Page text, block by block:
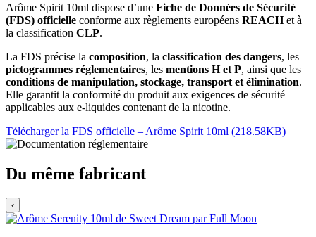
Arôme Spirit 10ml dispose d’une Fiche de Données de Sécurité
(FDS) officielle conforme aux règlements européens REACHet à
la classification CLP.
La FDS précise la composition, la classification des dangers, les
pictogrammes réglementaires, les mentions H et P, ainsi que les
conditions de manipulation, stockage, transport et élimination.
Elle garantit la conformité du produit aux exigences de sécurité
applicables aux e-liquides contenant de la nicotine.
Télécharger la FDS officielle – Arôme Spirit 10ml (218.58KB)
Du même fabricant
‹